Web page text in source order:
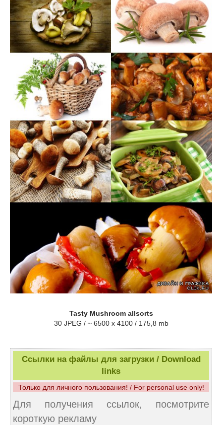
Tasty Mushroom allsorts
30 JPEG / ~ 6500 x 4100 / 175,8 mb
Ссылки на файлы для загрузки / Download
links
Только для личного пользования! / For personal use only!
Для получения ссылок, посмотрите
короткую рекламу